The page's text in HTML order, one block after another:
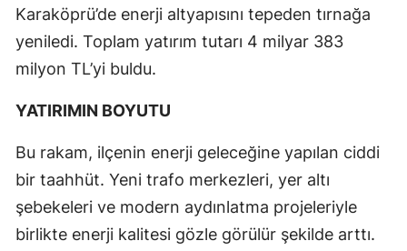
Karaköprü’de enerji altyapısını tepeden tırnağa
yeniledi. Toplam yatırım tutarı 4 milyar 383
milyon TL’yi buldu.
YATIRIMIN BOYUTU
Bu rakam, ilçenin enerji geleceğine yapılan ciddi
bir taahhüt. Yeni trafo merkezleri, yer altı
şebekeleri ve modern aydınlatma projeleriyle
birlikte enerji kalitesi gözle görülür şekilde arttı.